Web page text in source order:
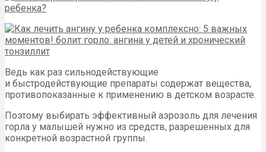
Ведь как раз сильнодействующие
и быстродействующие препараты содержат вещества,
противопоказанные к применению в детском возрасте.
Поэтому выбирать эффективный аэрозоль для лечения
горла у малышей нужно из средств, разрешенных для
конкретной возрастной группы.